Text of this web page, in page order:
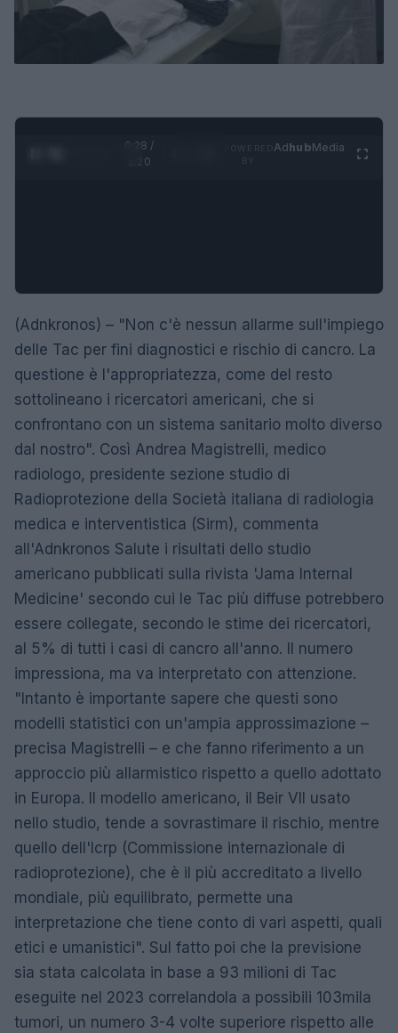
0:28 /
1:20
AdhubMedia
(Adnkronos) – "Non c'è nessun allarme sull'impiego
delle Tac per fini diagnostici e rischio di cancro. La
questione è l'appropriatezza, come del resto
sottolineano i ricercatori americani, che si
confrontano con un sistema sanitario molto diverso
dal nostro". Così Andrea Magistrelli, medico
radiologo, presidente sezione studio di
Radioprotezione della Società italiana di radiologia
medica e interventistica (Sirm), commenta
all'Adnkronos Salute i risultati dello studio
americano pubblicati sulla rivista 'Jama Internal
Medicine' secondo cui le Tac più diffuse potrebbero
essere collegate, secondo le stime dei ricercatori,
al 5% di tutti i casi di cancro all'anno. Il numero
impressiona, ma va interpretato con attenzione.
"Intanto è importante sapere che questi sono
modelli statistici con un'ampia approssimazione –
precisa Magistrelli – e che fanno riferimento a un
approccio più allarmistico rispetto a quello adottato
in Europa. Il modello americano, il Beir VII usato
nello studio, tende a sovrastimare il rischio, mentre
quello dell'Icrp (Commissione internazionale di
radioprotezione), che è il più accreditato a livello
mondiale, più equilibrato, permette una
interpretazione che tiene conto di vari aspetti, quali
etici e umanistici". Sul fatto poi che la previsione
sia stata calcolata in base a 93 milioni di Tac
eseguite nel 2023 correlandola a possibili 103mila
tumori, un numero 3-4 volte superiore rispetto alle